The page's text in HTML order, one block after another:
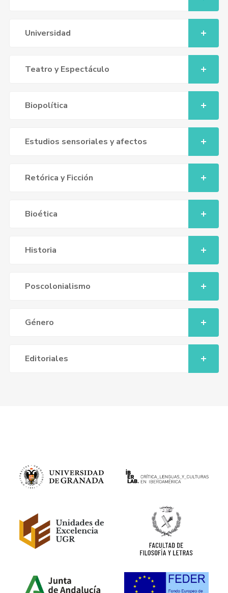
Universidad
Teatro y Espectáculo
Biopolítica
Estudios sensoriales y afectos
Retórica y Ficción
Bioética
Historia
Poscolonialismo
Género
Editoriales